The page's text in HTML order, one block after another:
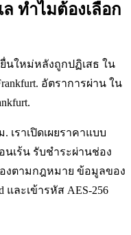
ทำไมต้องเลือก
นใหม่หลังถูกปฏิเสธ ใน
อัตราการผ่าน ใน
เราเปิดเผยราคาแบบ
นเร้น รับชำระผ่านช่อง
งตามกฎหมาย ข้อมูลของ
และเข้ารหัส AES-256